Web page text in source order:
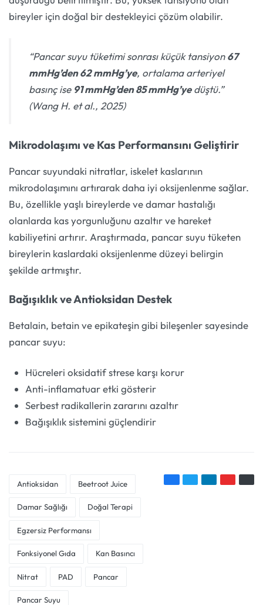
bireyler için doğal bir destekleyici çözüm olabilir.
“Pancar suyu tüketimi sonrası küçük tansiyon67
mmHg’den 62 mmHg’ye, ortalama arteriyel
basınç ise 91 mmHg’den 85 mmHg’yedüştü.”
(Wang H. et al., 2025)
Mikrodolaşımı ve Kas Performansını Geliştirir
Pancar suyundaki nitratlar, iskelet kaslarının
mikrodolaşımını artırarak daha iyi oksijenlenme sağlar.
Bu, özellikle yaşlı bireylerde ve damar hastalığı
olanlarda kas yorgunluğunu azaltır ve hareket
kabiliyetini artırır. Araştırmada, pancar suyu tüketen
bireylerin kaslardaki oksijenlenme düzeyi belirgin
şekilde artmıştır.
Bağışıklık ve Antioksidan Destek
Betalain, betain ve epikateşin gibi bileşenler sayesinde
pancar suyu:
Hücreleri oksidatif strese karşı korur
Anti-inflamatuar etki gösterir
Serbest radikallerin zararını azaltır
Bağışıklık sistemini güçlendirir
Antioksidan Beetroot Juice
Damar Sağlığı Doğal Terapi
Egzersiz Performansı
Fonksiyonel Gıda Kan Basıncı
Nitrat PAD Pancar
Pancar Suyu